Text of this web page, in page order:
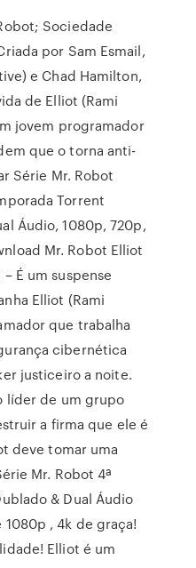
Sociedade
por Sam Esmail,
e Chad Hamilton,
de Elliot (Rami
jovem programador
que o torna anti-
Série Mr. Robot
Torrent
Áudio, 1080p, 720p,
Mr. Robot Elliot
É um suspense
Elliot (Rami
que trabalha
cibernética
justiceiro a noite.
líder de um grupo
a firma que ele é
deve tomar uma
Mr. Robot 4ª
& Dual Áudio
, 4k de graça!
Elliot é um